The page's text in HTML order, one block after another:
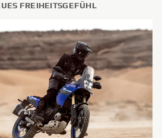
FREIHEITSGEFÜHL